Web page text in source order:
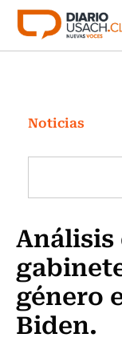
Click acá para ir
Investigación
Cultura
Programas
Noticias
género
Biden.